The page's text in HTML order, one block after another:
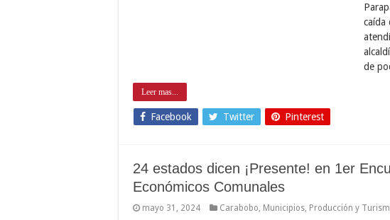
caída
de
Leer mas...
Facebook Twitter Pinterest
24 estados dicen ¡Presente! en 1er
Económicos Comunales
mayo 31, 2024 Carabobo Municipios Producción y